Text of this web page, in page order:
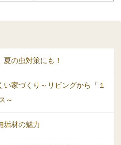
夏の虫対策にも！
い家づくり～リビングから「１
～
垢材の魅力